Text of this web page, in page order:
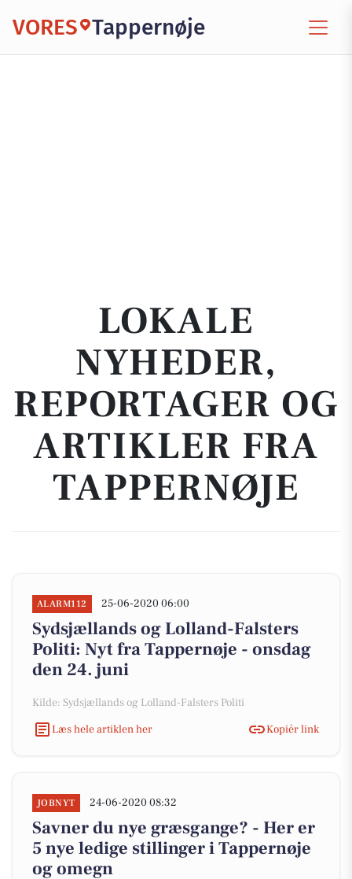
VORES Tappernøje
LOKALE
NYHEDER,
REPORTAGER OG
ARTIKLER FRA
TAPPERNØJE
ALARM112 25-06-2020 06:00
Sydsjællands og Lolland-Falsters
Politi: Nyt fra Tappernøje - onsdag
den 24. juni
Kilde: Sydsjællands og Lolland-Falsters Politi
Læs hele artiklen her
Kopiér link
JOBNYT 24-06-2020 08:32
Savner du nye græsgange? - Her er
5 nye ledige stillinger i Tappernøje
og omegn